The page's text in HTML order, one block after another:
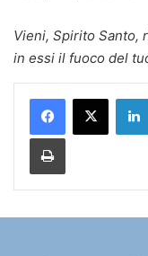
Vieni, Spirito Santo,
in essi il fuoco del